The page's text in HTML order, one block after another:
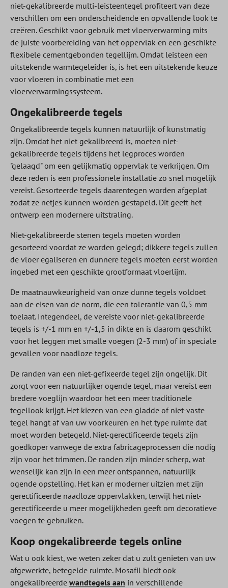
niet-gekalibreerde multi-leisteentegel profiteert van deze
verschillen om een onderscheidende en opvallende look te
creëren. Geschikt voor gebruik met vloerverwarming mits
de juiste voorbereiding van het oppervlak en een geschikte
flexibele cementgebonden tegellijm. Omdat leisteen een
uitstekende warmtegeleider is, is het een uitstekende keuze
voor vloeren in combinatie met een
vloerverwarmingssysteem.
Ongekalibreerde tegels
Ongekalibreerde tegels kunnen natuurlijk of kunstmatig
zijn. Omdat het niet gekalibreerd is, moeten niet-
gekalibreerde tegels tijdens het legproces worden
"gelaagd" om een gelijkmatig oppervlak te verkrijgen. Om
deze reden is een professionele installatie zo snel mogelijk
vereist. Gesorteerde tegels daarentegen worden afgeplat
zodat ze netjes kunnen worden gestapeld. Dit geeft het
ontwerp een modernere uitstraling.
Niet-gekalibreerde stenen tegels moeten worden
gesorteerd voordat ze worden gelegd; dikkere tegels zullen
de vloer egaliseren en dunnere tegels moeten eerst worden
ingebed met een geschikte grootformaat vloerlijm.
De maatnauwkeurigheid van onze dunne tegels voldoet
aan de eisen van de norm, die een tolerantie van 0,5 mm
toelaat. Integendeel, de vereiste voor niet-gekalibreerde
tegels is +/-1 mm en +/-1,5 in dikte en is daarom geschikt
voor het leggen met smalle voegen (2-3 mm) of in speciale
gevallen voor naadloze tegels.
De randen van een niet-gefixeerde tegel zijn ongelijk. Dit
zorgt voor een natuurlijker ogende tegel, maar vereist een
bredere voeglijn waardoor het een meer traditionele
tegellook krijgt. Het kiezen van een gladde of niet-vaste
tegel hangt af van uw voorkeuren en het type ruimte dat
moet worden betegeld. Niet-gerectificeerde tegels zijn
goedkoper vanwege de extra fabricageprocessen die nodig
zijn voor het trimmen. De randen zijn minder scherp, wat
wenselijk kan zijn in een meer ontspannen, natuurlijk
ogende opstelling. Het kan er moderner uitzien met zijn
gerectificeerde naadloze oppervlakken, terwijl het niet-
gerectificeerde u meer mogelijkheden geeft om decoratieve
voegen te gebruiken.
Koop ongekalibreerde tegels online
Wat u ook kiest, we weten zeker dat u zult genieten van uw
afgewerkte, betegelde ruimte. Mosafil biedt ook
ongekalibreerde wandtegels aan in verschillende